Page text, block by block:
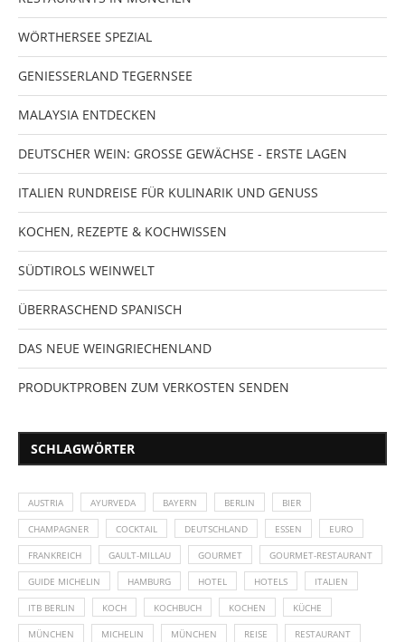
WÖRTHERSEE SPEZIAL
GENIESSERLAND TEGERNSEE
MALAYSIA ENTDECKEN
DEUTSCHER WEIN: GROSSE GEWÄCHSE - ERSTE LAGEN
ITALIEN RUNDREISE FÜR KULINARIK UND GENUSS
KOCHEN, REZEPTE & KOCHWISSEN
SÜDTIROLS WEINWELT
ÜBERRASCHEND SPANISCH
DAS NEUE WEINGRIECHENLAND
PRODUKTPROBEN ZUM VERKOSTEN SENDEN
SCHLAGWÖRTER
AUSTRIA AYURVEDA BAYERN BERLIN BIER
CHAMPAGNER COCKTAIL DEUTSCHLAND ESSEN EURO
FRANKREICH GAULT-MILLAU GOURMET GOURMET-RESTAURANT
GUIDE MICHELIN HAMBURG HOTEL HOTELS ITALIEN
ITB BERLIN KOCH KOCHBUCH KOCHEN KÜCHE
MÜNCHEN MICHELIN MÜNCHEN REISE RESTAURANT